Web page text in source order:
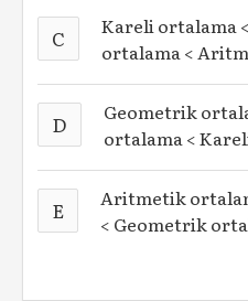
C
Kareli ortalama
ortalama <
D
Geometrik
ortalama <
E
Aritmetik
< Geometrik